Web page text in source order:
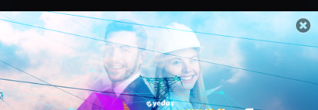
Sertifika Programları
Yetenek Testleri